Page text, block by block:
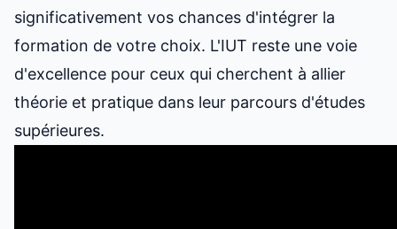
significativement vos chances d'intégrer la
formation de votre choix. L'IUT reste une voie
d'excellence pour ceux qui cherchent à allier
théorie et pratique dans leur parcours d'études
supérieures.